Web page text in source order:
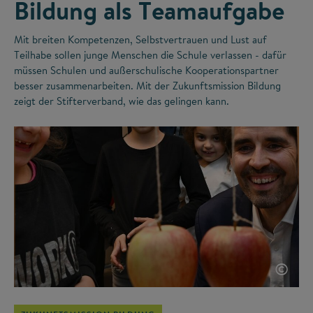
Bildung als Teamaufgabe
Mit breiten Kompetenzen, Selbstvertrauen und Lust auf
Teilhabe sollen junge Menschen die Schule verlassen - dafür
müssen Schulen und außerschulische Kooperationspartner
besser zusammenarbeiten. Mit der Zukunftsmission Bildung
zeigt der Stifterverband, wie das gelingen kann.
©